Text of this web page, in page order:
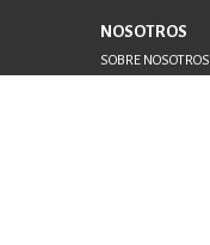
NOSOTROS
SOBRE NOSOTROS